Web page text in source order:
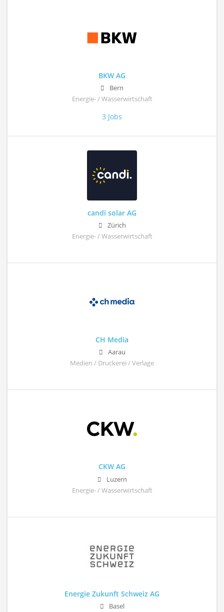
BKW AG
Bern
Energie- / Wasserwirtschaft
3 Jobs
candi solar AG
Zürich
Energie- / Wasserwirtschaft
CH Media
Aarau
Medien / Druckerei / Verlage
CKW AG
Luzern
Energie- / Wasserwirtschaft
Energie Zukunft Schweiz AG
Basel